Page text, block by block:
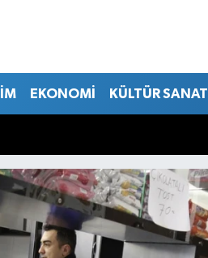
EKONOMİ KÜLTÜR SANAT